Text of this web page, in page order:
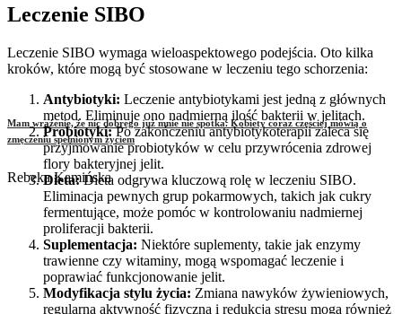
Mam wrażenie, że nic dobrego już mnie nie spotka. Kobiety coraz częściej mówią o
zmęczeniu spełnionym życiem
Rebeka Kamińska
Leczenie SIBO
Leczenie SIBO wymaga wieloaspektowego podejścia. Oto kilka
kroków, które mogą być stosowane w leczeniu tego schorzenia:
Antybiotyki: Leczenie antybiotykami jest jedną z głównych
metod. Eliminuje ono nadmierną ilość bakterii w jelitach.
Probiotyki:Po zakończeniu antybiotykoterapii zaleca się
przyjmowanie probiotyków w celu przywrócenia zdrowej
flory bakteryjnej jelit.
Dieta:Dieta odgrywa kluczową rolę w leczeniu SIBO.
Eliminacja pewnych grup pokarmowych, takich jak cukry
fermentujące, może pomóc w kontrolowaniu nadmiernej
proliferacji bakterii.
Suplementacja: Niektóre suplementy, takie jak enzymy
trawienne czy witaminy, mogą wspomagać leczenie i
poprawiać funkcjonowanie jelit.
Modyfikacja stylu życia: Zmiana nawyków żywieniowych,
regularna aktywność fizyczna i redukcja stresu mogą również